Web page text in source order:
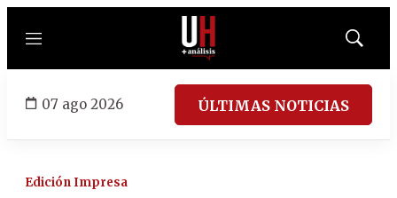
Menú
Mostrar
07 ago 2026 ÚLTIMAS NOTICIAS
Edición Impresa